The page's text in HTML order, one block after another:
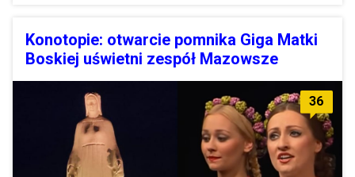
Konotopie: otwarcie pomnika Giga Matki
Boskiej uświetni zespół Mazowsze
36